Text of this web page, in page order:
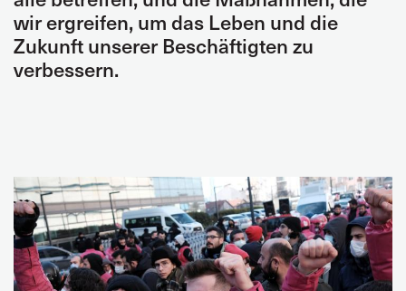
wir ergreifen, um das Leben und die
Zukunft unserer Beschäftigten zu
verbessern.